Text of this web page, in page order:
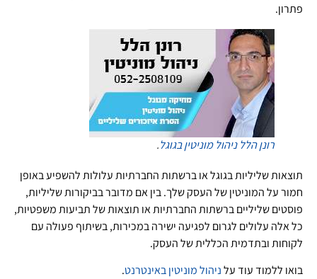
פתרון.
רונן הלל ניהול מוניטין בגוגל.
תוצאות שליליות בגוגל או ברשתות החברתיות עלולות להשפיע באופן
חמור על המוניטין של העסק שלך. בין אם מדובר בביקורות שליליות,
פוסטים שליליים ברשתות החברתיות או תוצאות של תביעות משפטיות,
כל אלה עלולים לגרום לפגיעה ישירה במכירות, בשיתוף פעולה עם
לקוחות ובתדמית הכללית של העסק.
בואו ללמוד עוד עלניהול מוניטין באינטרנט.